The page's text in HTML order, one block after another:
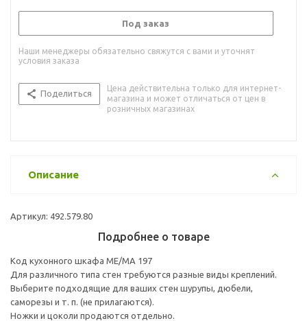
Под заказ
Наши менеджеры обязательно свяжутся с вами и уточнят
условия заказа
Поделиться
Цена действительна только для интернет-
магазина и может отличаться от цен в
розничных магазинах
Описание
Артикул: 492.579.80
Подробнее о товаре
Код кухонного шкафа ME/MA 197
Для различного типа стен требуются разные виды креплений.
Выберите подходящие для ваших стен шурупы, дюбели,
саморезы и т. п. (не прилагаются).
Ножки и цоколи продаются отдельно.